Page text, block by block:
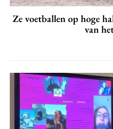
Ze voetballen op hoge
van